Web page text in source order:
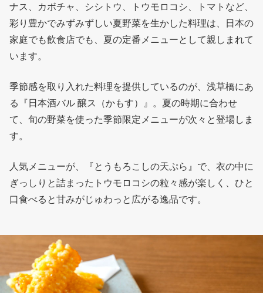
ナス、カボチャ、シシトウ、トウモロコシ、トマトなど、
彩り豊かでみずみずしい夏野菜を生かした料理は、日本の
家庭でも飲食店でも、夏の定番メニューとして親しまれて
います。
季節感を取り入れた料理を提供しているのが、浅草橋にあ
る『日本酒バル 醸ス（かもす）』。夏の時期に合わせ
て、旬の野菜を使った季節限定メニューが次々と登場しま
す。
人気メニューが、『とうもろこしの天ぷら』で、衣の中に
ぎっしりと詰まったトウモロコシの粒々感が楽しく、ひと
口食べると甘みがじゅわっと広がる逸品です。